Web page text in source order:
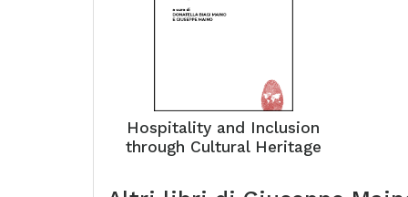
Hospitality and Inclusion
through Cultural Heritage